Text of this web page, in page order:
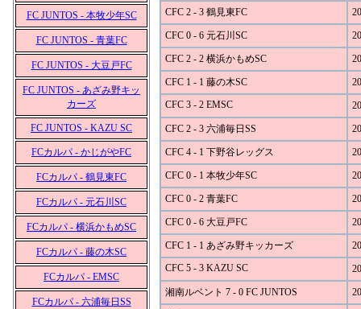
FC JUNTOS - 本牧少年SC
FC JUNTOS - 青葉FC
FC JUNTOS - 大豆戸FC
FC JUNTOS - あざみ野キッ
カーズ
FC JUNTOS - KAZU SC
FCカルパ - かじがやFC
FCカルパ - 鶴見東FC
FCカルパ - 元石川SC
FCカルパ - 横浜かもめSC
FCカルパ - 藤の木SC
FCカルパ - EMSC
FCカルパ - 六浦毎日SS
CFC 2 - 3 鶴見東FC
CFC 0 - 6 元石川SC
CFC 2 - 2 横浜かもめSC
CFC 1 - 1 藤の木SC
CFC 3 - 2 EMSC
CFC 2 - 3 六浦毎日SS
CFC 4 - 1 下野谷レッグス
CFC 0 - 1 本牧少年SC
CFC 0 - 2 青葉FC
CFC 0 - 6 大豆戸FC
CFC 1 - 1 あざみ野キッカーズ
CFC 5 - 3 KAZU SC
湘南ルベント 7 - 0 FC JUNTOS